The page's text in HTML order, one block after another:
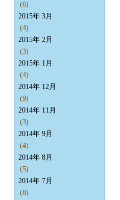
(6)
2015年 3月
(4)
2015年 2月
(3)
2015年 1月
(4)
2014年 12月
(9)
2014年 11月
(3)
2014年 9月
(4)
2014年 8月
(5)
2014年 7月
(8)